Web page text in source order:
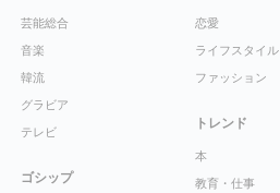
芸能総合
音楽
韓流
グラビア
テレビ
ゴシップ
恋愛
ライフスタイル
ファッション
トレンド
本
教育・仕事